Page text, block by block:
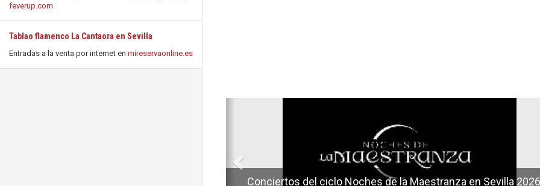
feverup.com
Tablao flamenco La Cantaora en Sevilla
Entradas a la venta por internet en mireservaonline.es
Conciertos del ciclo Noches de la Maestranza en Sevilla 2026